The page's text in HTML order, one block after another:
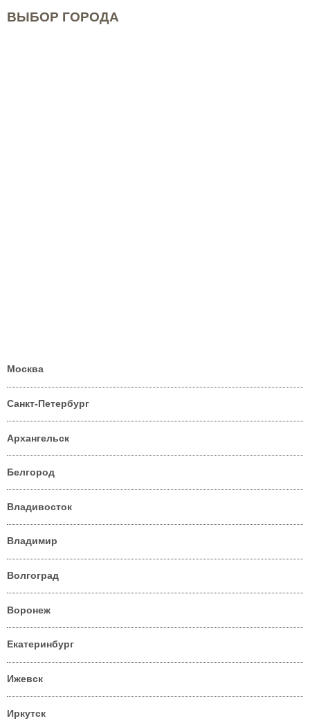
ВЫБОР ГОРОДА
Москва
Санкт-Петербург
Архангельск
Белгород
Владивосток
Владимир
Волгоград
Воронеж
Екатеринбург
Ижевск
Иркутск